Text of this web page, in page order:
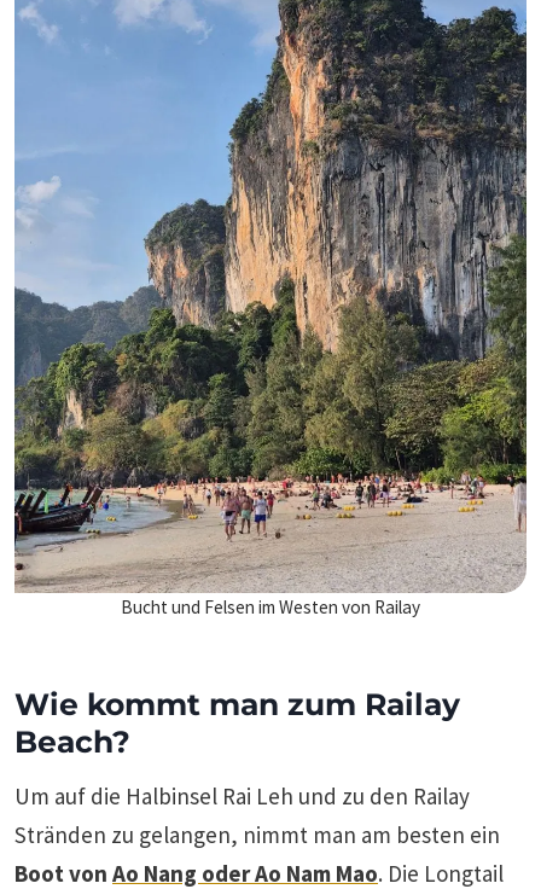
Bucht und Felsen im Westen von Railay
Wie kommt man zum Railay
Beach?
Um auf die Halbinsel Rai Leh und zu den Railay
Stränden zu gelangen, nimmt man am besten ein
Boot von Ao Nang oder Ao Nam Mao. Die Longtail